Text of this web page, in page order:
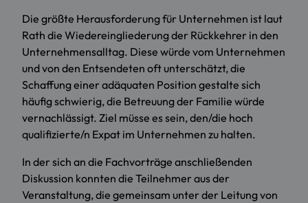
Die größte Herausforderung für Unternehmen ist laut
Rath die Wiedereingliederung der Rückkehrer in den
Unternehmensalltag. Diese würde vom Unternehmen
und von den Entsendeten oft unterschätzt, die
Schaffung einer adäquaten Position gestalte sich
häufig schwierig, die Betreuung der Familie würde
vernachlässigt. Ziel müsse es sein, den/die hoch
qualifizierte/n Expat im Unternehmen zu halten.
In der sich an die Fachvorträge anschließenden
Diskussion konnten die Teilnehmer aus der
Veranstaltung, die gemeinsam unter der Leitung von